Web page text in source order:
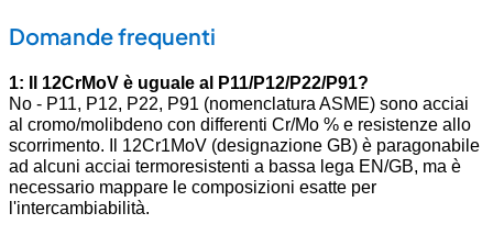
Domande frequenti
1: Il 12CrMoV è uguale al P11/P12/P22/P91?
No - P11, P12, P22, P91 (nomenclatura ASME) sono acciai
al cromo/molibdeno con differenti Cr/Mo % e resistenze allo
scorrimento. Il 12Cr1MoV (designazione GB) è paragonabile
ad alcuni acciai termoresistenti a bassa lega EN/GB, ma è
necessario mappare le composizioni esatte per
l'intercambiabilità.